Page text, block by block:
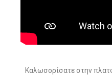
Καλωσορίσατε στην